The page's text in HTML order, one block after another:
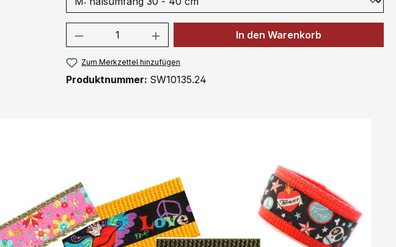
Produkt Anzahl: Gib den gewünschten Wert
In den Warenkorb
Zum Merkzettel hinzufügen
Produktnummer: SW10135.24